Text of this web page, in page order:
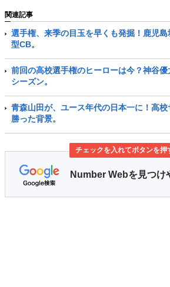
関連記事
選手権、来季の目玉を早くも発掘！鹿児
型CB。
前回の高校選手権のヒーローは今？神谷
シーズン。
青森山田が、ユース年代の日本一に！高
勝った背景。
チェックを入れてボタンを押
Number Webを見つけ